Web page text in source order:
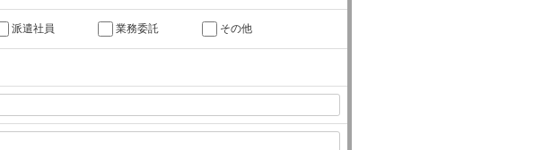
派遣社員 業務委託 その他